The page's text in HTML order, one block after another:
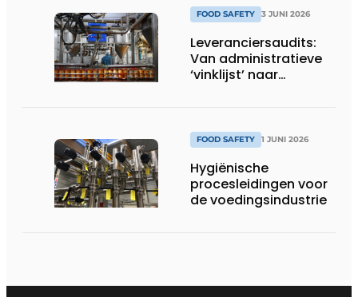
FOOD SAFETY 3 JUNI 2026
Leveranciersaudits:
Van administratieve
‘vinklijst’ naar
FOOD SAFETY 1 JUNI 2026
Hygiënische
procesleidingen voor
de voedingsindustrie